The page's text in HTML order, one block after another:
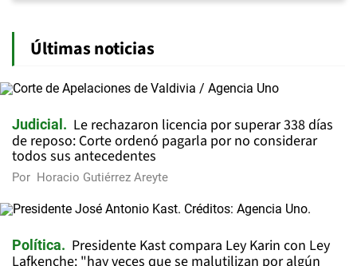
Últimas noticias
Judicial
Le rechazaron licencia por superar 338 días
de reposo: Corte ordenó pagarla por no considerar
todos sus antecedentes
Por Horacio Gutiérrez Areyte
Política
Presidente Kast compara Ley Karin con Ley
Lafkenche: "hay veces que se malutilizan por algún